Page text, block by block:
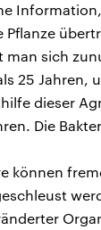
Pflanze
man sich
25 Jahren,
dieser
Die
können